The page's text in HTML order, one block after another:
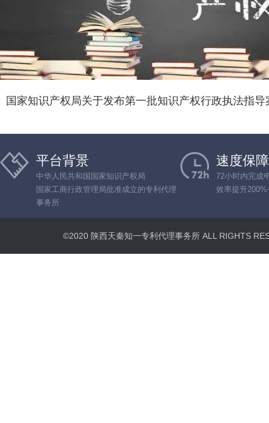
国家知识产权局关于发布第一批知识产权行政执法指导
平台背景
中华人民共和国国家知识产权局
国家工商行政管理局批准成立的专利代理
事务所
速度保障
72小时内完成
效率提升
©2020 陕西天秦知一专利代理事务所 ALL RIGHTS